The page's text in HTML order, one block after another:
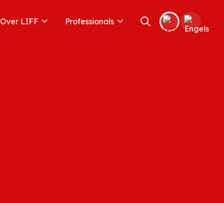
Over LIFF Professionals